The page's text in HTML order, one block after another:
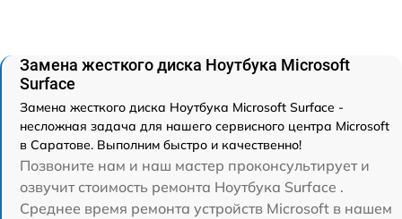
Замена жесткого диска Ноутбука Microsoft
Surface
Замена жесткого диска Ноутбука Microsoft Surface -
несложная задача для нашего сервисного центра Microsoft
в Саратове. Выполним быстро и качественно!
Позвоните нам и наш мастер проконсультирует и
озвучит стоимость ремонта Ноутбука Surface .
Среднее время ремонта устройств Microsoft в нашем